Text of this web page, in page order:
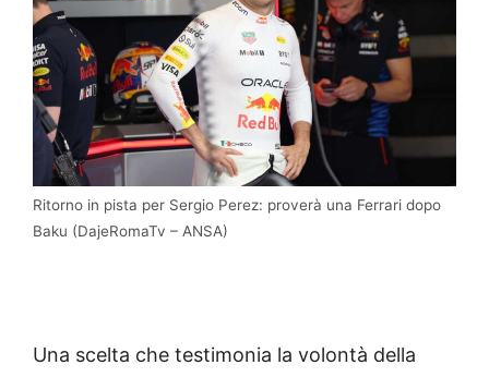
Ritorno in pista per Sergio Perez: proverà una Ferrari dopo
Baku (DajeRomaTv – ANSA)
Una scelta che testimonia la volontà della